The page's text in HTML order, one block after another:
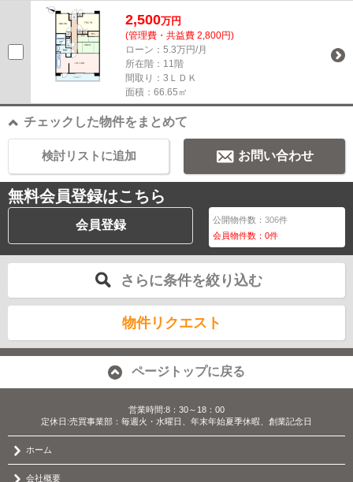
2,500万円
(管理費・共益費 2,800円)
ローン：5.3万円/月
所在階：11階
間取り：3ＬＤＫ
面積：66.65㎡
チェックした物件をまとめて
お問い合わせ
検討リストに追加
無料会員登録はこちら
会員登録 公開物件数：306件
会員物件数：0件
さらに条件を絞り込む
物件リクエスト
ページトップに戻る
営業時間:8：30～18：00
定休日:売買事業部：毎週火・水曜日、年末年始夏季休暇、創業記念日
ホーム
会社概要